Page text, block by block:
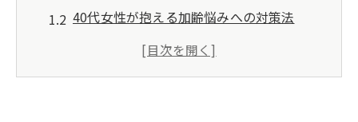
40代女性が抱える加齢悩みへの対策法
日常から始める40代女性の若返り習慣